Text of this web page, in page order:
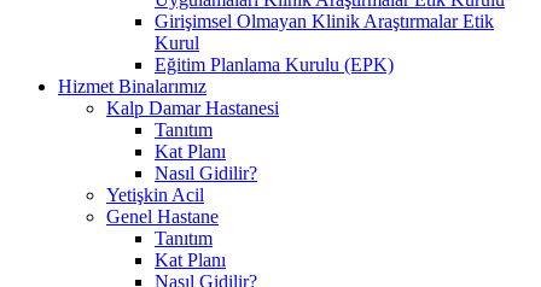
Girişimsel Olmayan Klinik Araştırmalar Etik
Kurul
Eğitim Planlama Kurulu (EPK)
Hizmet Binalarımız
Kalp Damar Hastanesi
Tanıtım
Kat Planı
Nasıl Gidilir?
Yetişkin Acil
Genel Hastane
Tanıtım
Kat Planı
Nasıl Gidilir?